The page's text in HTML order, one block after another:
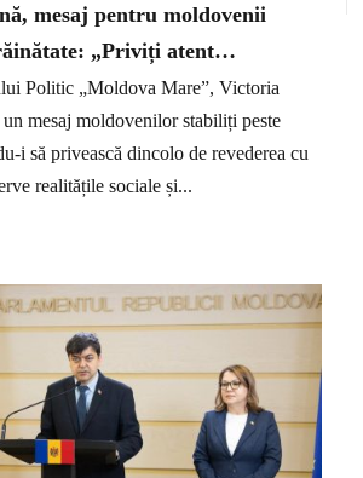
mesaj pentru moldovenii
„Priviți atent…
Politic „Moldova Mare”, Victoria
un mesaj moldovenilor stabiliți peste
i să privească dincolo de revederea cu
realitățile sociale și...